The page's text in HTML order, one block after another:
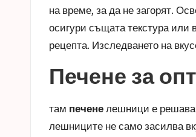
на време, за да не загорят.
осигури същата текстура или
рецепта. Изследването на
Печене за
там печене лешници е
лешниците не само засилва